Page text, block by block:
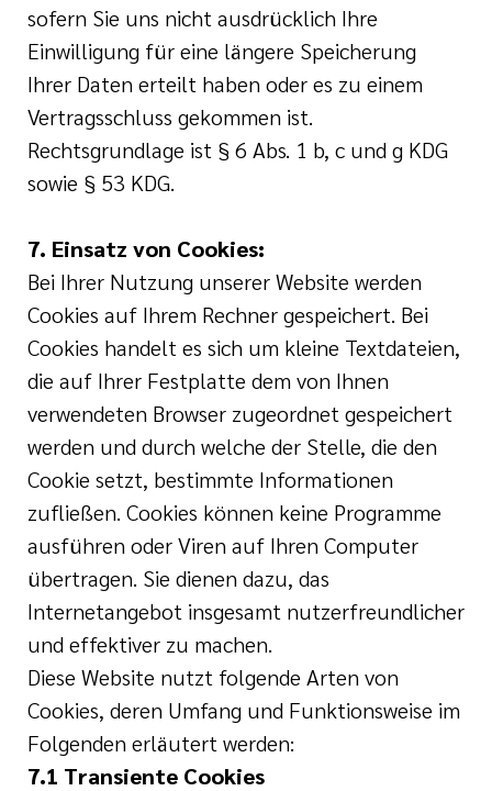
sofern Sie uns nicht ausdrücklich Ihre
Einwilligung für eine längere Speicherung
Ihrer Daten erteilt haben oder es zu einem
Vertragsschluss gekommen ist.
Rechtsgrundlage ist § 6 Abs. 1 b, c und g KDG
sowie § 53 KDG.
7. Einsatz von Cookies:
Bei Ihrer Nutzung unserer Website werden
Cookies auf Ihrem Rechner gespeichert. Bei
Cookies handelt es sich um kleine Textdateien,
die auf Ihrer Festplatte dem von Ihnen
verwendeten Browser zugeordnet gespeichert
werden und durch welche der Stelle, die den
Cookie setzt, bestimmte Informationen
zufließen. Cookies können keine Programme
ausführen oder Viren auf Ihren Computer
übertragen. Sie dienen dazu, das
Internetangebot insgesamt nutzerfreundlicher
und effektiver zu machen.
Diese Website nutzt folgende Arten von
Cookies, deren Umfang und Funktionsweise im
Folgenden erläutert werden:
7.1 Transiente Cookies